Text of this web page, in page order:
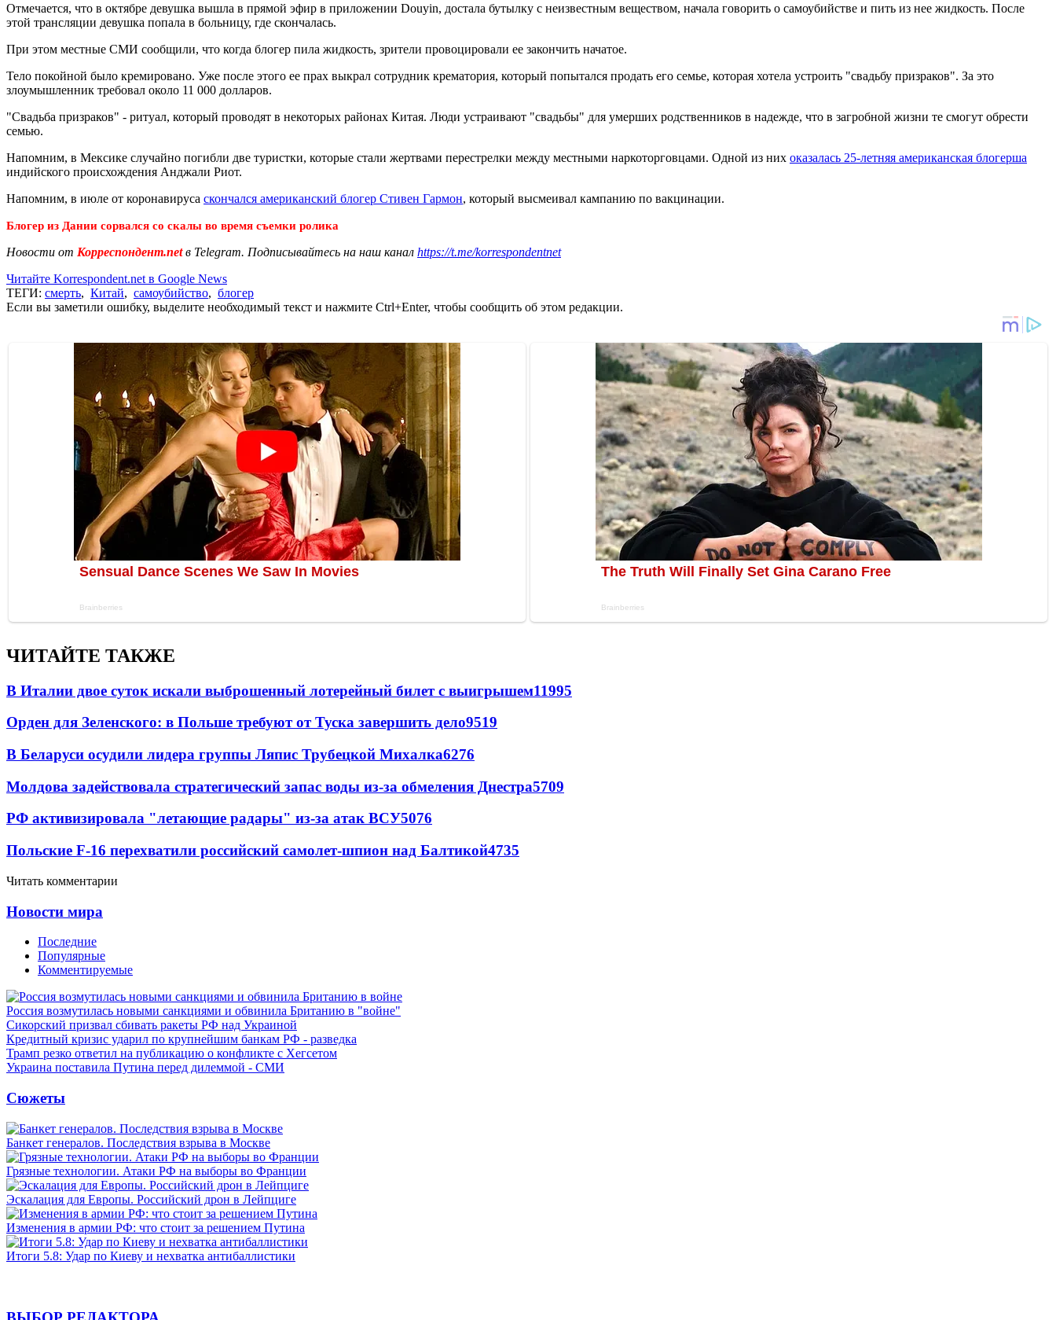
Отмечается, что в октябре девушка вышла в прямой эфир в приложении Douyin, достала бутылку с неизвестным веществом, начала говорить о самоубийстве и пить из нее жидкость. После
этой трансляции девушка попала в больницу, где скончалась.
При этом местные СМИ сообщили, что когда блогер пила жидкость, зрители провоцировали ее закончить начатое.
Тело покойной было кремировано. Уже после этого ее прах выкрал сотрудник крематория, который попытался продать его семье, которая хотела устроить "свадьбу призраков". За это
злоумышленник требовал около 11 000 долларов.
"Свадьба призраков" - ритуал, который проводят в некоторых районах Китая. Люди устраивают "свадьбы" для умерших родственников в надежде, что в загробной жизни те смогут обрести
семью.
Напомним, в Мексике случайно погибли две туристки, которые стали жертвами перестрелки между местными наркоторговцами. Одной из них оказалась 25-летняя американская блогерша
индийского происхождения Анджали Риот.
Напомним, в июле от коронавируса скончался американский блогер Стивен Гармон, который высмеивал кампанию по вакцинации.
Блогер из Дании сорвался со скалы во время съемки ролика
Новости от Корреспондент.netв Telegram. Подписывайтесь на наш канал https://t.me/korrespondentnet
Читайте Korrespondent.net в Google News
ТЕГИ: смерть, Китай, самоубийство, блогер
Если вы заметили ошибку, выделите необходимый текст и нажмите Ctrl+Enter, чтобы сообщить об этом редакции.
ЧИТАЙТЕ ТАКЖЕ
В Италии двое суток искали выброшенный лотерейный билет с выигрышем11995
Орден для Зеленского: в Польше требуют от Туска завершить дело9519
В Беларуси осудили лидера группы Ляпис Трубецкой Михалка6276
Молдова задействовала стратегический запас воды из-за обмеления Днестра5709
РФ активизировала "летающие радары" из-за атак ВСУ5076
Польские F-16 перехватили российский самолет-шпион над Балтикой4735
Читать комментарии
Новости мира
Последние
Популярные
Комментируемые
Россия возмутилась новыми санкциями и обвинила Британию в "войне"
Сикорский призвал сбивать ракеты РФ над Украиной
Кредитный кризис ударил по крупнейшим банкам РФ - разведка
Трамп резко ответил на публикацию о конфликте с Хегсетом
Украина поставила Путина перед дилеммой - СМИ
Сюжеты
Банкет генералов. Последствия взрыва в Москве
Грязные технологии. Атаки РФ на выборы во Франции
Эскалация для Европы. Российский дрон в Лейпциге
Изменения в армии РФ: что стоит за решением Путина
Итоги 5.8: Удар по Киеву и нехватка антибаллистики